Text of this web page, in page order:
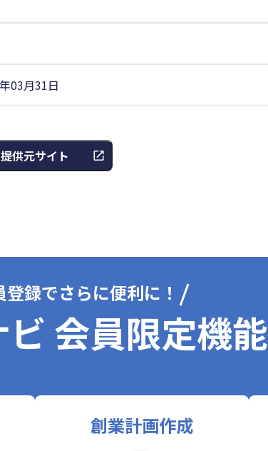
03月31日
提供元サイト
登録でさらに便利に！
会員限定機能
創業計画作成